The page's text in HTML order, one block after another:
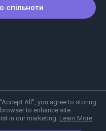
All", you agree to storing
to enhance site
in our marketing. Learn More
спільноти